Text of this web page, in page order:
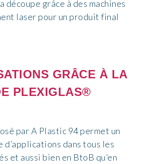
découpe grâce à des machines
laser pour un produit final
GRÂCE À LA
PLEXIGLAS®
par A Plastic 94 permet un
d’applications dans tous les
et aussi bien en BtoB qu’en